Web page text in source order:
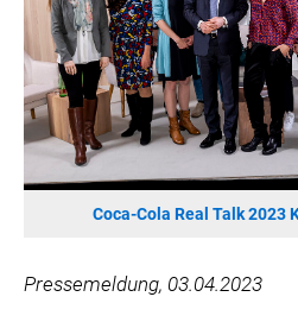
ÖSTERREICHISCHE SPORTHILFE
KESCH
BARFLY'S CLUB
SPORTS MEDIA AUSTRIA
CULINARIUS
RECYCLEMICH-INITIATIVE
ALFIES
Coca-Cola Real Talk 2023
Pressemeldung, 03.04.2023